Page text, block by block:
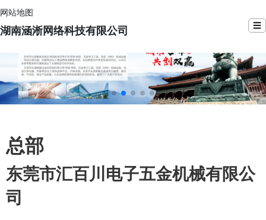
网站地图
湖南涵淅网络科技有限公司 ☰
总部
东莞市汇百川电子五金机械有限公
司